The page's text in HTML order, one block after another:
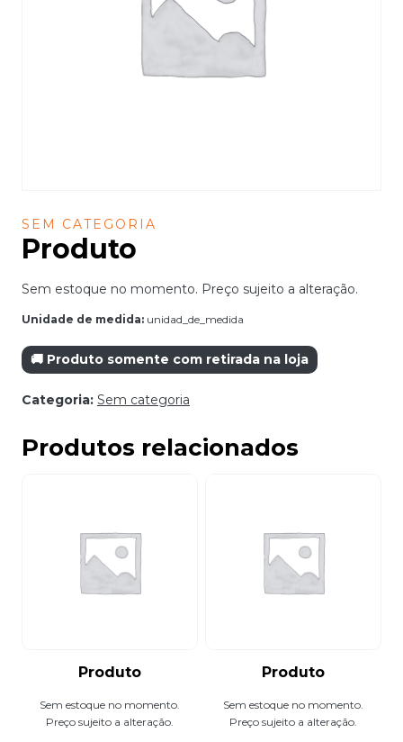
SEM CATEGORIA
Produto
Sem estoque no momento. Preço sujeito a alteração.
Unidade de medida: unidad_de_medida
🚚 Produto somente com retirada na loja
Categoria: Sem categoria
Produtos relacionados
Produto
Sem estoque no momento.
Preço sujeito a alteração.
Produto
Sem estoque no momento.
Preço sujeito a alteração.